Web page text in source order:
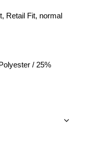
Retail Fit, normal
/ 25%